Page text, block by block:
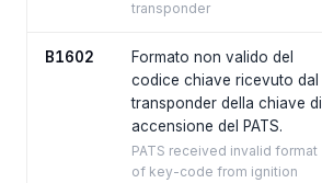
transponder
B1602
Formato non valido del
codice chiave ricevuto dal
transponder della chiave di
accensione del PATS.
PATS received invalid format
of key-code from ignition